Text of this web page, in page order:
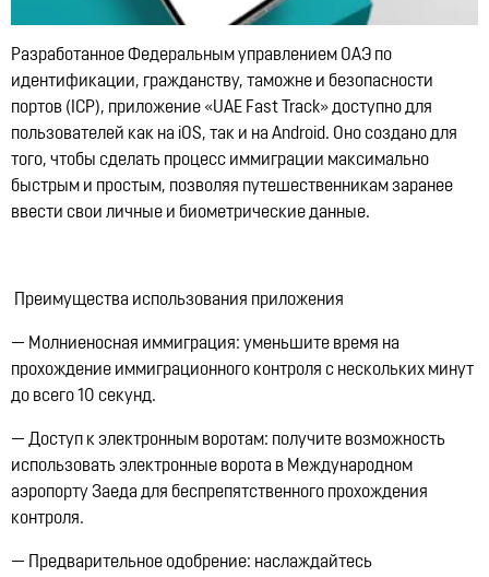
Разработанное Федеральным управлением ОАЭ по
идентификации, гражданству, таможне и безопасности
портов (ICP), приложение «UAE Fast Track» доступно для
пользователей как на iOS, так и на Android. Оно создано для
того, чтобы сделать процесс иммиграции максимально
быстрым и простым, позволяя путешественникам заранее
ввести свои личные и биометрические данные.
Преимущества использования приложения
— Молниеносная иммиграция: уменьшите время на
прохождение иммиграционного контроля с нескольких минут
до всего 10 секунд.
— Доступ к электронным воротам: получите возможность
использовать электронные ворота в Международном
аэропорту Заеда для беспрепятственного прохождения
контроля.
— Предварительное одобрение: наслаждайтесь